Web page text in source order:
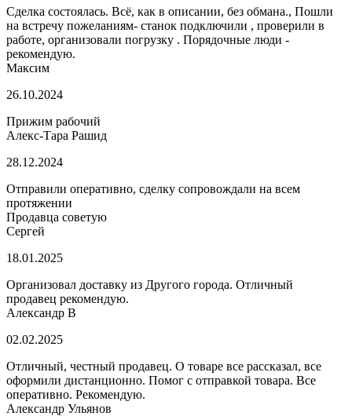
Сделка состоялась. Всё, как в описании, без обмана., Пошли
на встречу пожеланиям- станок подключили , проверили в
работе, организовали погрузку . Порядочные люди -
рекомендую.
Максим
26.10.2024
Прижим рабочий
Алекс-Тара Рашид
28.12.2024
Отправили оперативно, сделку сопровождали на всем
протяжении
Продавца советую
Сергей
18.01.2025
Организовал доставку из Другого города. Отличный
продавец рекомендую.
Александр В
02.02.2025
Отличный, честный продавец. О товаре все рассказал, все
оформили дистанционно. Помог с отправкой товара. Все
оперативно. Рекомендую.
Александр Ульянов